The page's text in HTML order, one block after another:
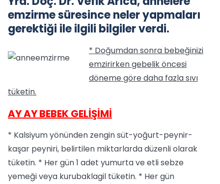
emzirme süresince neler yapmaları
gerektiği ile ilgili bilgiler verdi.
* Doğumdan sonra bebeğinizi
emzirirken gebelik öncesi
döneme göre daha fazla sıvı
tüketin.
AY AY BEBEK GELİŞİMİ
* Kalsiyum yönünden zengin süt-yoğurt-peynir-
kaşar peyniri, belirtilen miktarlarda düzenli olarak
tüketin. * Her gün 1 adet yumurta ve etli sebze
yemeği veya kurubaklagil tüketin. * Her gün